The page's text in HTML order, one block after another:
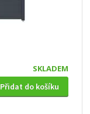
SKLADEM
Přidat do košíku